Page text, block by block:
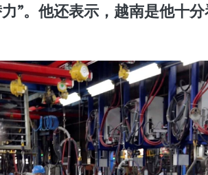
”。他还表示，越南是他十分